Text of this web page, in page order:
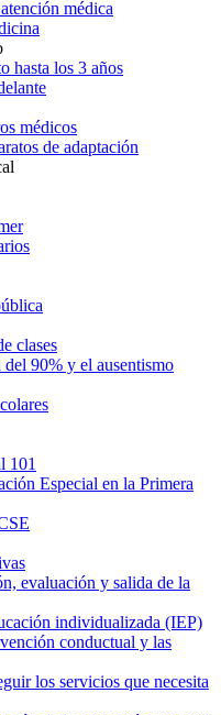
médica
hasta los 3 años
médicos
de adaptación
clases
del 90% y el ausentismo
101
Especial en la Primera
evaluación y salida de la
individualizada (IEP)
conductual y las
los servicios que necesita